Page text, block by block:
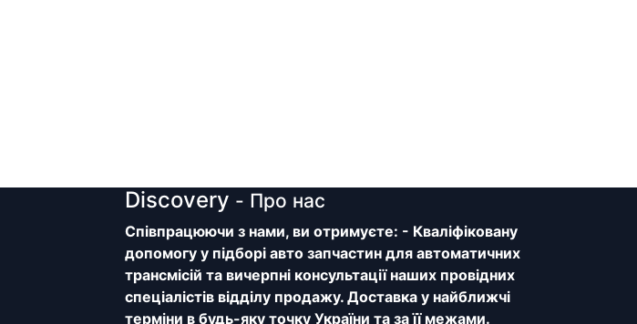
Discovery - Про нас
Співпрацюючи з нами, ви отримуєте: - Кваліфіковану
допомогу у підборі авто запчастин для автоматичних
трансмісій та вичерпні консультації наших провідних
спеціалістів відділу продажу. Доставка у найближчі
терміни в будь-яку точку України та за її межами.